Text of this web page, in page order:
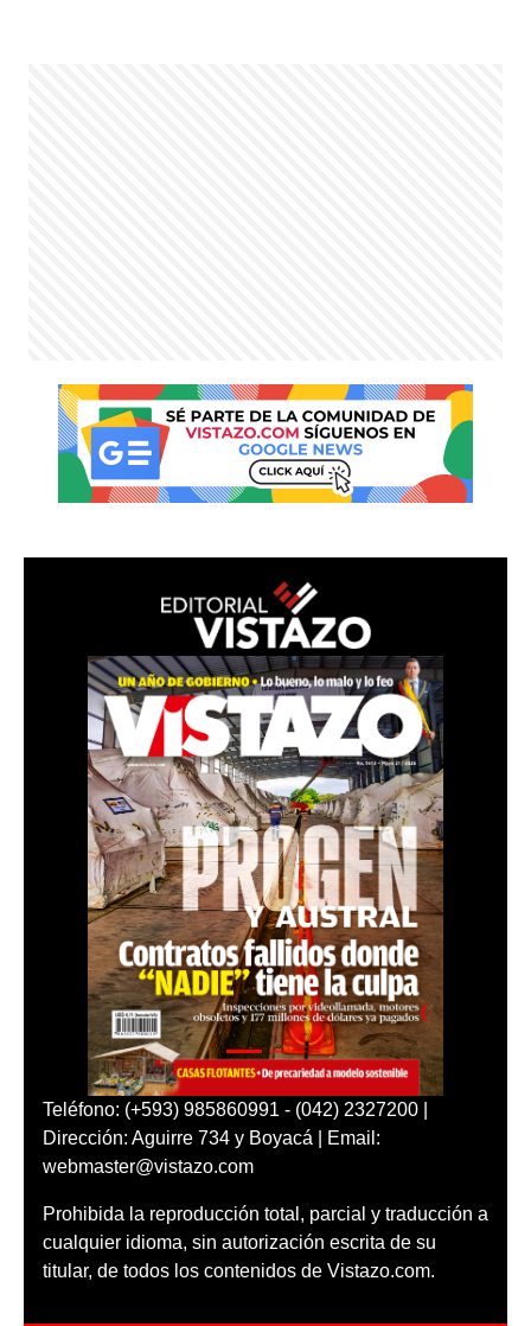
Teléfono: (+593) 985860991 - (042) 2327200 |
Dirección: Aguirre 734 y Boyacá | Email:
webmaster@vistazo.com
Prohibida la reproducción total, parcial y traducción a
cualquier idioma, sin autorización escrita de su
titular, de todos los contenidos de Vistazo.com.